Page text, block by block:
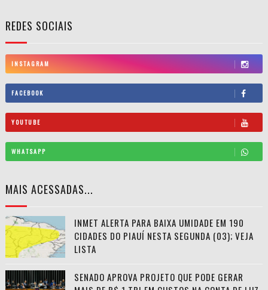
REDES SOCIAIS
INSTAGRAM
FACEBOOK
YOUTUBE
WHATSAPP
MAIS ACESSADAS...
INMET ALERTA PARA BAIXA UMIDADE EM 190
CIDADES DO PIAUÍ NESTA SEGUNDA (03); VEJA
LISTA
SENADO APROVA PROJETO QUE PODE GERAR